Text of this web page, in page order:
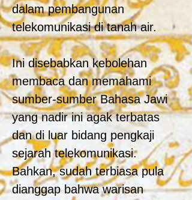
dalam pembangunan
telekomunikasi di tanah air.
Ini disebabkan kebolehan
membaca dan memahami
sumber-sumber Bahasa Jawi
yang nadir ini agak terbatas
dan di luar bidang pengkaji
sejarah telekomunikasi.
Bahkan, sudah terbiasa pula
dianggap bahwa warisan